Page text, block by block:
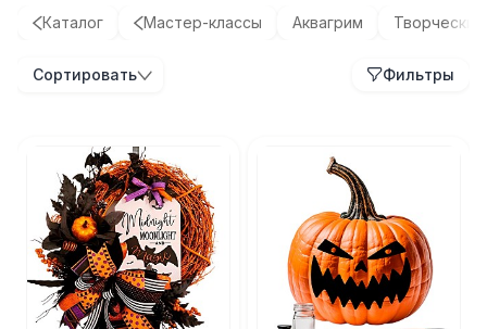
Каталог Мастер-классы Аквагрим Творческие
Сортировать Фильтры